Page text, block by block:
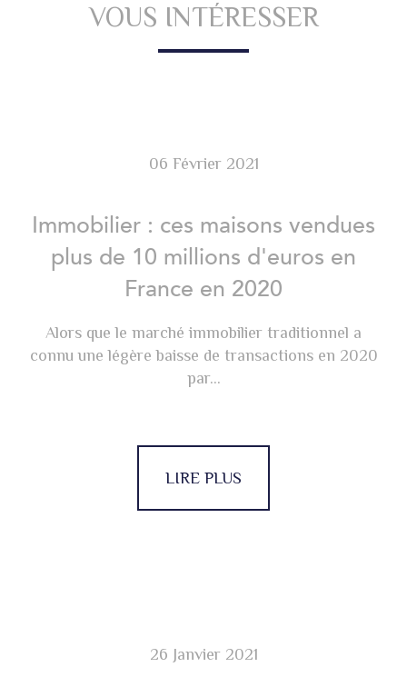
VOUS INTÉRESSER
06 Février 2021
Immobilier : ces maisons vendues
plus de 10 millions d'euros en
France en 2020
Alors que le marché immobilier traditionnel a
connu une légère baisse de transactions en 2020
par...
LIRE PLUS
26 Janvier 2021